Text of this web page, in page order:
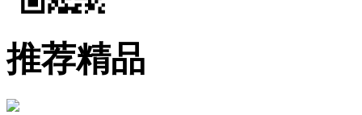
推荐精品